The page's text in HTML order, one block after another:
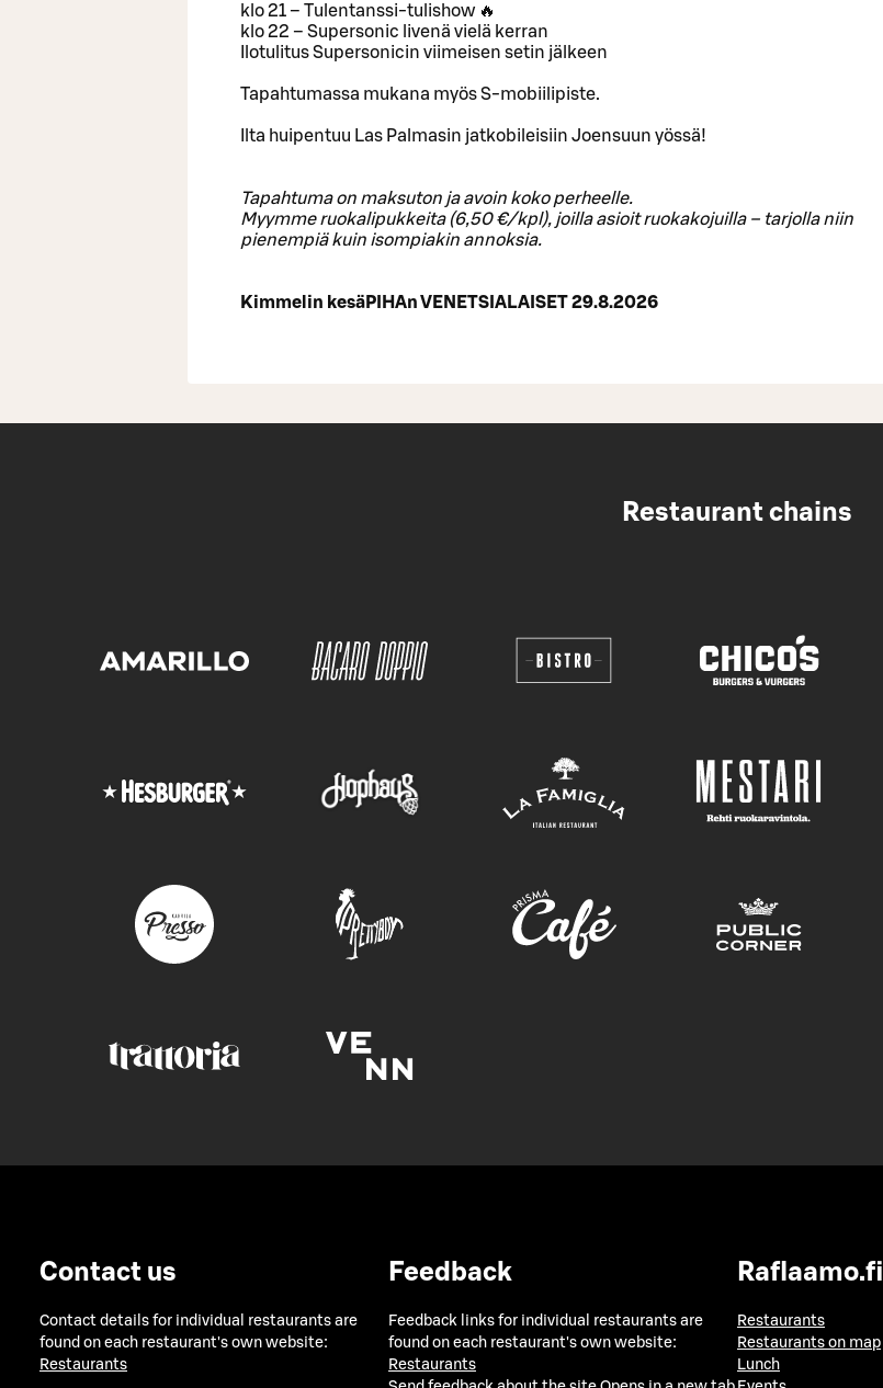
klo 21 – Tulentanssi-tulishow 🔥
klo 22 – Supersonic livenä vielä kerran
Ilotulitus Supersonicin viimeisen setin jälkeen
Tapahtumassa mukana myös S-mobiilipiste.
Ilta huipentuu Las Palmasin jatkobileisiin Joensuun yössä!
Tapahtuma on maksuton ja avoin koko perheelle.
Myymme ruokalipukkeita (6,50 €/kpl), joilla asioit ruokakojuilla – tarjolla niin
pienempiä kuin isompiakin annoksia.
Kimmelin kesäPIHAn VENETSIALAISET 29.8.2026
Restaurant chains
Contact us
Contact details for individual restaurants are
found on each restaurant's own website:
Restaurants
Feedback
Feedback links for individual restaurants are
found on each restaurant's own website:
Restaurants
Raflaamo.fi
Restaurants
Restaurants on map
Lunch